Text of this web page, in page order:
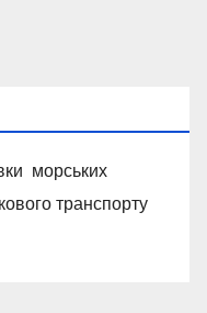
морських
транспорту